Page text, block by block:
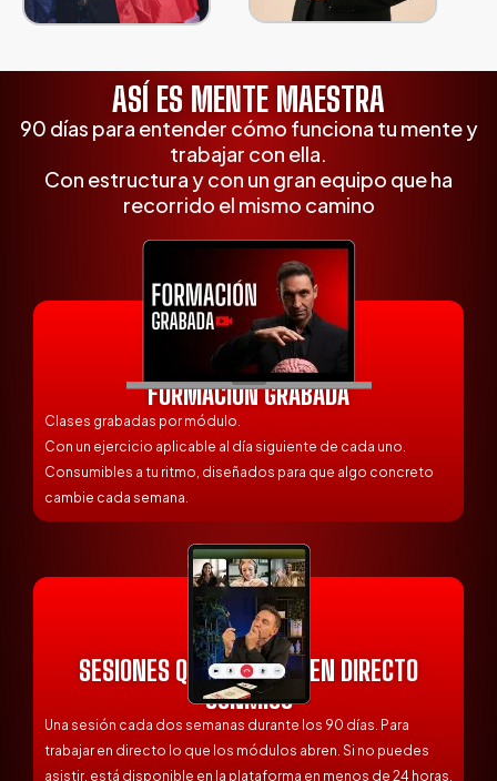
ASÍ ES MENTE MAESTRA
90 días para entender cómo funciona tu mente y
trabajar con ella.
Con estructura y con un gran equipo que ha
recorrido el mismo camino
FORMACIÓN GRABADA
Clases grabadas por módulo.
Con un ejercicio aplicable al día siguiente de cada uno.
Consumibles a tu ritmo, diseñados para que algo concreto
cambie cada semana.
SESIONES QUINCENALES EN DIRECTO
CONMIGO
Una sesión cada dos semanas durante los 90 días. Para
trabajar en directo lo que los módulos abren. Si no puedes
asistir, está disponible en la plataforma en menos de 24 horas.